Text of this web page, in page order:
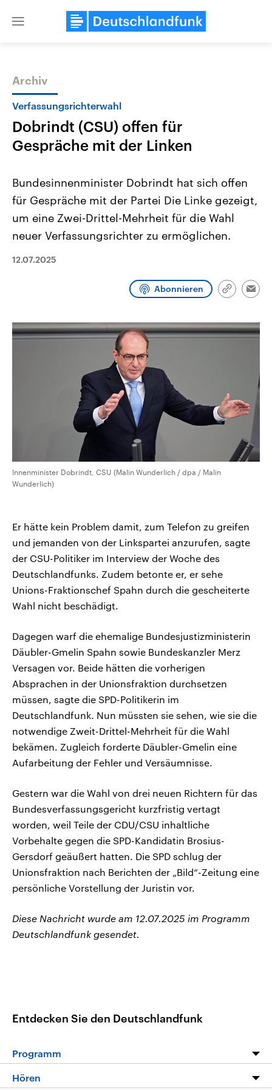
Close
Themen
Landtagswahl Sachsen-Anhalt
2026
Alle Informationen
Sachsen-Anhalt wählt am 6.
Landtag. Seit 2021 wird das
Wahlprogramme, aktuelle Berichte
Wahl.
USA
Aktuelle Beiträge,
Hintergründe
Wirtschaftlich und
aktuelle Weltgeschehen.
Audio-Archiv
Archiv
Verfassungsrichterwahl
Dobrindt (CSU) offen für
Gespräche mit der Linken
Bundesinnenminister Dobrindt hat sich offen
für Gespräche mit der Partei Die Linke gezeigt,
um eine Zwei-Drittel-Mehrheit für die Wahl
neuer Verfassungsrichter zu ermöglichen.
12.07.2025
Abonnieren
Link
Innenminister Dobrindt, CSU (Malin Wunderlich / dpa / Malin
Wunderlich)
Er hätte kein Problem damit, zum Telefon zu greifen
und jemanden von der Linkspartei anzurufen, sagte
der CSU-Politiker im Interview der Woche des
Deutschlandfunks. Zudem betonte er, er sehe
Unions-Fraktionschef Spahn durch die gescheiterte
Wahl nicht beschädigt.
Dagegen warf die ehemalige Bundesjustizministerin
Däubler-Gmelin Spahn sowie Bundeskanzler Merz
Versagen vor. Beide hätten die vorherigen
Absprachen in der Unionsfraktion durchsetzen
müssen, sagte die SPD-Politikerin im
Deutschlandfunk. Nun müssten sie sehen, wie sie die
notwendige Zweit-Drittel-Mehrheit für die Wahl
bekämen. Zugleich forderte Däubler-Gmelin eine
Aufarbeitung der Fehler und Versäumnisse.
Gestern war die Wahl von drei neuen Richtern für das
Bundesverfassungsgericht kurzfristig vertagt
worden, weil Teile der CDU/CSU inhaltliche
Vorbehalte gegen die SPD-Kandidatin Brosius-
Gersdorf geäußert hatten. Die SPD schlug der
Unionsfraktion nach Berichten der „Bild“-Zeitung eine
persönliche Vorstellung der Juristin vor.
Diese Nachricht wurde am 12.07.2025 im Programm
Deutschlandfunk gesendet.
Entdecken Sie den Deutschlandfunk
Programm
Programm
Hören